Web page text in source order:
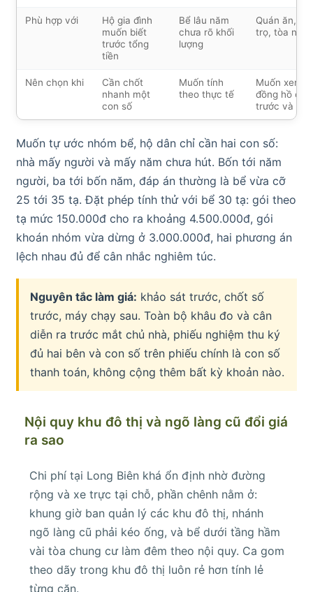
Phù hợp với
Hộ gia đình
muốn biết
trước tổng
tiền
Bể lâu năm
chưa rõ khối
lượng
Quán ăn,
trọ, tòa nhà
Nên chọn khi
Cần chốt
nhanh một
con số
Muốn tính
theo thực tế
Muốn xem
đồng hồ cân
trước và sau
Muốn tự ước nhóm bể, hộ dân chỉ cần hai con số:
nhà mấy người và mấy năm chưa hút. Bốn tới năm
người, ba tới bốn năm, đáp án thường là bể vừa cỡ
25 tới 35 tạ. Đặt phép tính thử với bể 30 tạ: gói theo
tạ mức 150.000đ cho ra khoảng 4.500.000đ, gói
khoán nhóm vừa dừng ở 3.000.000đ, hai phương án
lệch nhau đủ để cân nhắc nghiêm túc.
Nguyên tắc làm giá: khảo sát trước, chốt số
trước, máy chạy sau. Toàn bộ khâu đo và cân
diễn ra trước mắt chủ nhà, phiếu nghiệm thu ký
đủ hai bên và con số trên phiếu chính là con số
thanh toán, không cộng thêm bất kỳ khoản nào.
Nội quy khu đô thị và ngõ làng cũ đổi giá
ra sao
Chi phí tại Long Biên khá ổn định nhờ đường
rộng và xe trực tại chỗ, phần chênh nằm ở:
khung giờ ban quản lý các khu đô thị, nhánh
ngõ làng cũ phải kéo ống, và bể dưới tầng hầm
vài tòa chung cư làm đêm theo nội quy. Ca gom
theo dãy trong khu đô thị luôn rẻ hơn tính lẻ
từng căn.